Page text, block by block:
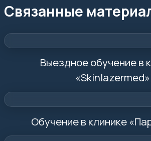
Связанные
Выездное обучение в
«Skinlazermed»
Обучение в клинике